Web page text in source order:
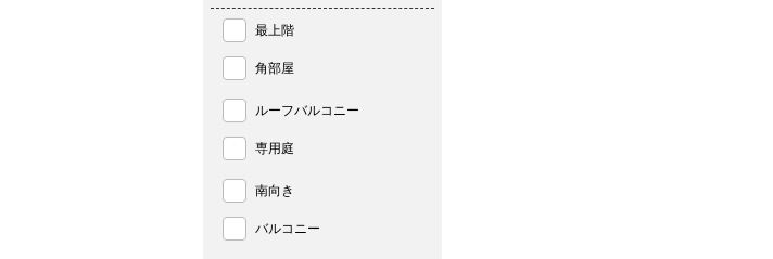
最上階
角部屋
ルーフバルコニー
専用庭
南向き
バルコニー